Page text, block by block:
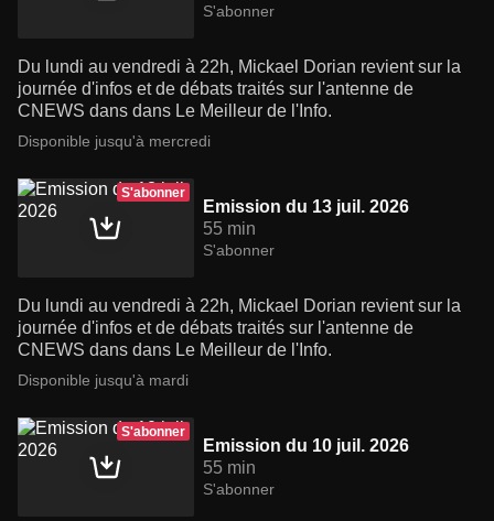
S'abonner
Du lundi au vendredi à 22h, Mickael Dorian revient sur la
journée d'infos et de débats traités sur l'antenne de
CNEWS dans dans Le Meilleur de l'Info.
Disponible jusqu'à mercredi
S'abonner
Emission du 13 juil. 2026
55 min
S'abonner
Du lundi au vendredi à 22h, Mickael Dorian revient sur la
journée d'infos et de débats traités sur l'antenne de
CNEWS dans dans Le Meilleur de l'Info.
Disponible jusqu'à mardi
S'abonner
Emission du 10 juil. 2026
55 min
S'abonner